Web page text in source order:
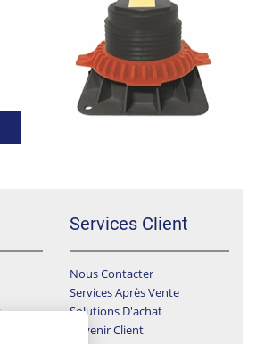
Services Client
Nous Contacter
Services Après Vente
Solutions D'achat
Devenir Client